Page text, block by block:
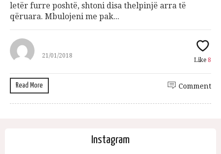
letër furre poshtë, shtoni disa thelpinjë arra të
qëruara. Mbulojeni me pak...
21/01/2018
Like 8
Read More Comment
Instagram